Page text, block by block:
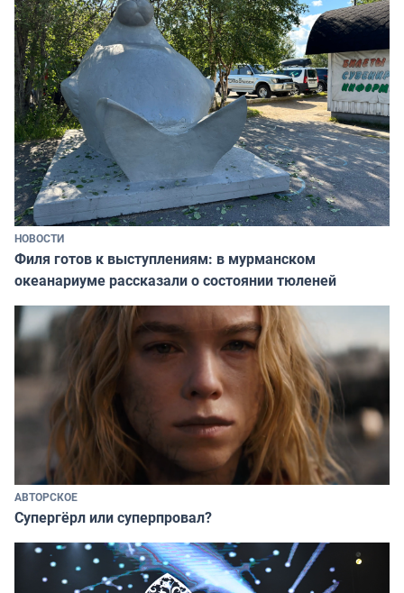
НОВОСТИ
Филя готов к выступлениям: в мурманском
океанариуме рассказали о состоянии тюленей
АВТОРСКОЕ
Супергёрл или суперпровал?